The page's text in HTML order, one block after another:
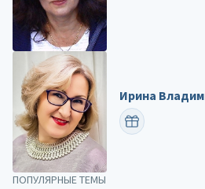
ПОПУЛЯРНЫЕ ТЕМЫ
Ирина
ПОЗДРАВИТЬ